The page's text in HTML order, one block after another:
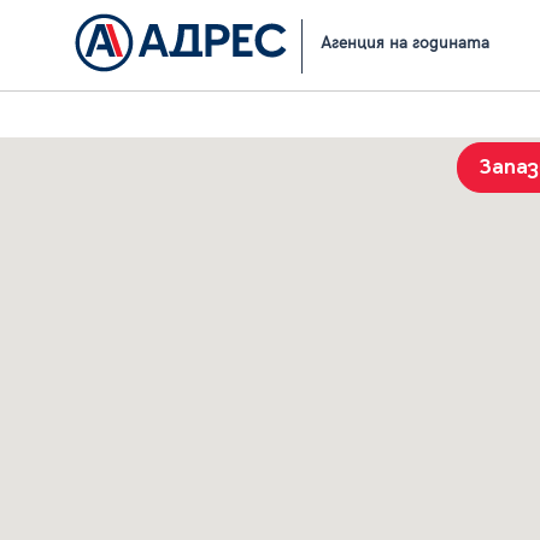
Агенция на годината
Начало Резултати от търсене